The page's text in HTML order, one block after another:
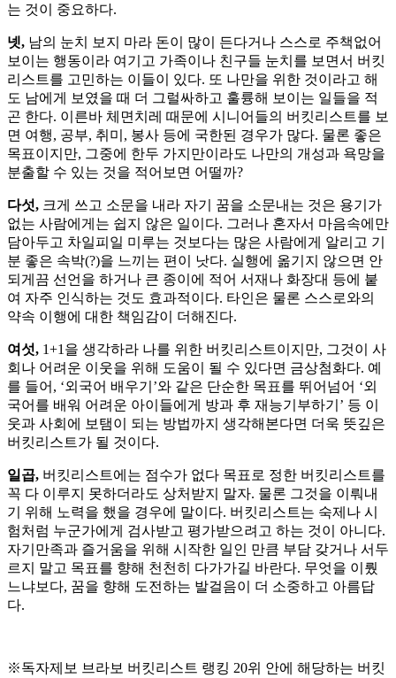
는 것이 중요하다.
넷, 남의 눈치 보지 마라 돈이 많이 든다거나 스스로 주책없어
보이는 행동이라 여기고 가족이나 친구들 눈치를 보면서 버킷
리스트를 고민하는 이들이 있다. 또 나만을 위한 것이라고 해
도 남에게 보였을 때 더 그럴싸하고 훌륭해 보이는 일들을 적
곤 한다. 이른바 체면치레 때문에 시니어들의 버킷리스트를 보
면 여행, 공부, 취미, 봉사 등에 국한된 경우가 많다. 물론 좋은
목표이지만, 그중에 한두 가지만이라도 나만의 개성과 욕망을
분출할 수 있는 것을 적어보면 어떨까?
다섯, 크게 쓰고 소문을 내라 자기 꿈을 소문내는 것은 용기가
없는 사람에게는 쉽지 않은 일이다. 그러나 혼자서 마음속에만
담아두고 차일피일 미루는 것보다는 많은 사람에게 알리고 기
분 좋은 속박(?)을 느끼는 편이 낫다. 실행에 옮기지 않으면 안
되게끔 선언을 하거나 큰 종이에 적어 서재나 화장대 등에 붙
여 자주 인식하는 것도 효과적이다. 타인은 물론 스스로와의
약속 이행에 대한 책임감이 더해진다.
여섯, 1+1을 생각하라 나를 위한 버킷리스트이지만, 그것이 사
회나 어려운 이웃을 위해 도움이 될 수 있다면 금상첨화다. 예
를 들어, ‘외국어 배우기’와 같은 단순한 목표를 뛰어넘어 ‘외
국어를 배워 어려운 아이들에게 방과 후 재능기부하기’ 등 이
웃과 사회에 보탬이 되는 방법까지 생각해본다면 더욱 뜻깊은
버킷리스트가 될 것이다.
일곱, 버킷리스트에는 점수가 없다 목표로 정한 버킷리스트를
꼭 다 이루지 못하더라도 상처받지 말자. 물론 그것을 이뤄내
기 위해 노력을 했을 경우에 말이다. 버킷리스트는 숙제나 시
험처럼 누군가에게 검사받고 평가받으려고 하는 것이 아니다.
자기만족과 즐거움을 위해 시작한 일인 만큼 부담 갖거나 서두
르지 말고 목표를 향해 천천히 다가가길 바란다. 무엇을 이뤘
느냐보다, 꿈을 향해 도전하는 발걸음이 더 소중하고 아름답
다.
※독자제보 브라보 버킷리스트 랭킹 20위 안에 해당하는 버킷